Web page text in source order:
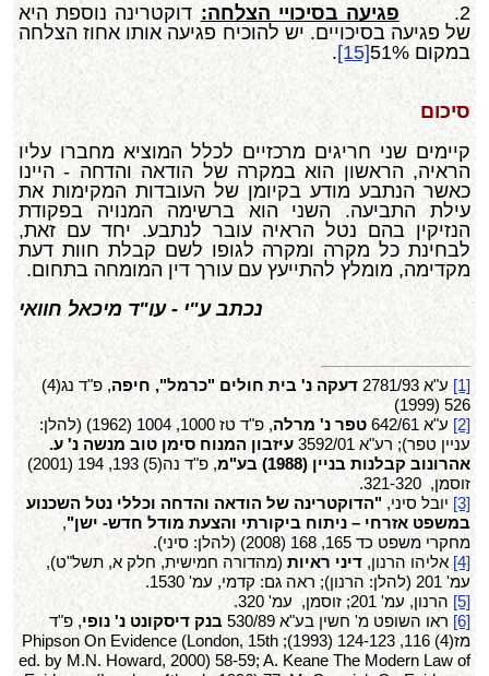
2.
פגיעה בסיכויי הצלחה: דוקטרינה נוספת היא
של פגיעה בסיכויים. יש להוכיח פגיעה אותו אחוז הצלחה
במקום 51%
[15]
.
סיכום
קיימים שני חריגים מרכזיים לכלל המוציא מחברו עליו
הראיה, הראשון הוא במקרה של הודאה והדחה - היינו
כאשר הנתבע מודע בקיומן של העובדות המקימות את
עילת התביעה. השני הוא ברשימה המנויה בפקודת
הנזיקין בהם נטל הראיה עובר לנתבע. יחד עם זאת,
לבחינת כל מקרה ומקרה לגופו לשם קבלת חוות דעת
מקדימה, מומלץ להתייעץ עם עורך דין המומחה בתחום.
נכתב ע"י - עו"ד מיכאל חוואי
[1] ע"א 2781/93 דעקה נ' בית חולים "כרמל", חיפה
, פ"ד נג(4)
526 (1999)
[2] ע"א 642/61 טפר נ' מרלה
, פ"ד טז 1000, 1004 (1962) (להלן:
עניין טפר); רע"א 3592/01
עיזבון המנוח סימן טוב מנשה נ' ע.
אהרונוב קבלנות בניין (1988) בע"מ
, פ"ד נה(5) 193, 194 (2001)
זוסמן, 321-320.
[3]יובל סיני, "הדוקטרינה של הודאה והדחה וכללי נטל השכנוע
במשפט אזרחי – ניתוח ביקורתי והצעת מודל חדש- ישן",
מחקרי משפט כד 165, 168 (2008) (להלן: סיני).
[4] אליהו הרנון, דיני ראיות (מהדורה חמישית, חלק א, תשל"ט),
עמ' 201 (להלן: הרנון); ראה גם: קדמי, עמ' 1530.
[5] הרנון, עמ' 201; זוסמן, עמ' 320.
[6] ראו השופט מ' חשין בע"א 530/89 בנק דיסקונט נ' נופי, פ"ד
מז(4) 116, 124-123 (1993);
Phipson On Evidence (London, 15th
ed. by M.N. Howard, 2000) 58-59; A. Keane The Modern Law of